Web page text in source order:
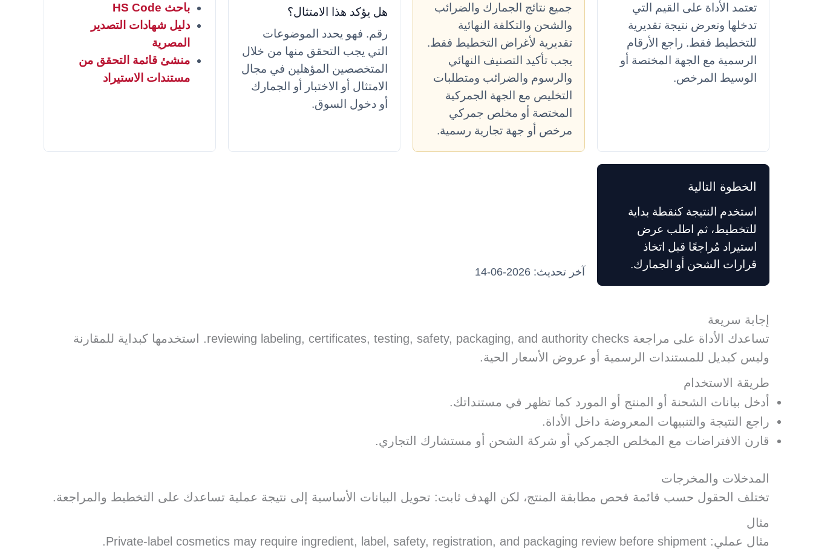
تعتمد الأداة على القيم التي
تدخلها وتعرض نتيجة تقديرية
للتخطيط فقط. راجع الأرقام
الرسمية مع الجهة المختصة أو
الوسيط المرخص.
جميع نتائج الجمارك والضرائب
والشحن والتكلفة النهائية
تقديرية لأغراض التخطيط فقط.
يجب تأكيد التصنيف النهائي
والرسوم والضرائب ومتطلبات
التخليص مع الجهة الجمركية
المختصة أو مخلص جمركي
مرخص أو جهة تجارية رسمية.
هل يؤكد هذا الامتثال؟
رقم. فهو يحدد الموضوعات
التي يجب التحقق منها من خلال
المتخصصين المؤهلين في مجال
الامتثال أو الاختبار أو الجمارك
أو دخول السوق.
باحث HS Code
دليل شهادات التصدير
المصرية
منشئ قائمة التحقق من
مستندات الاستيراد
الخطوة التالية
استخدم النتيجة كنقطة بداية
للتخطيط، ثم اطلب عرض
استيراد مُراجعًا قبل اتخاذ
قرارات الشحن أو الجمارك.
آخر تحديث: 2026-06-14
إجابة سريعة
تساعدك الأداة على مراجعة reviewing labeling, certificates, testing, safety, packaging, and authority checks. استخدمها كبداية للمقارنة
وليس كبديل للمستندات الرسمية أو عروض الأسعار الحية.
طريقة الاستخدام
أدخل بيانات الشحنة أو المنتج أو المورد كما تظهر في مستنداتك.
راجع النتيجة والتنبيهات المعروضة داخل الأداة.
قارن الافتراضات مع المخلص الجمركي أو شركة الشحن أو مستشارك التجاري.
المدخلات والمخرجات
تختلف الحقول حسب قائمة فحص مطابقة المنتج، لكن الهدف ثابت: تحويل البيانات الأساسية إلى نتيجة عملية تساعدك على التخطيط والمراجعة.
مثال
مثال عملي: Private-label cosmetics may require ingredient, label, safety, registration, and packaging review before shipment.